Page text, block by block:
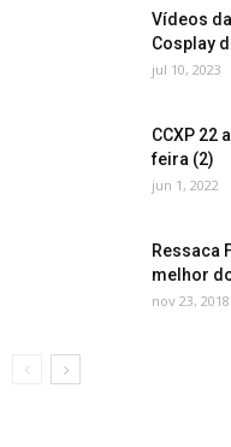
Vídeos
Cosplay
jul 10, 2023
CCXP 22
feira (2)
jun 1, 2022
Ressaca
melhor
nov 23, 2018